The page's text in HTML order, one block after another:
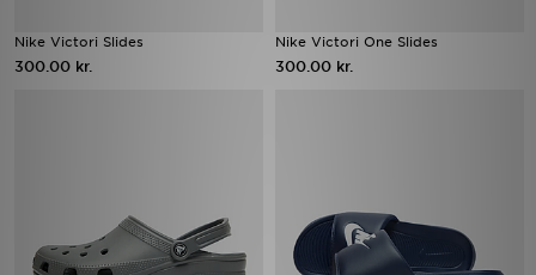
Nike Victori Slides
300.00 kr.
Nike Victori One Slides
300.00 kr.